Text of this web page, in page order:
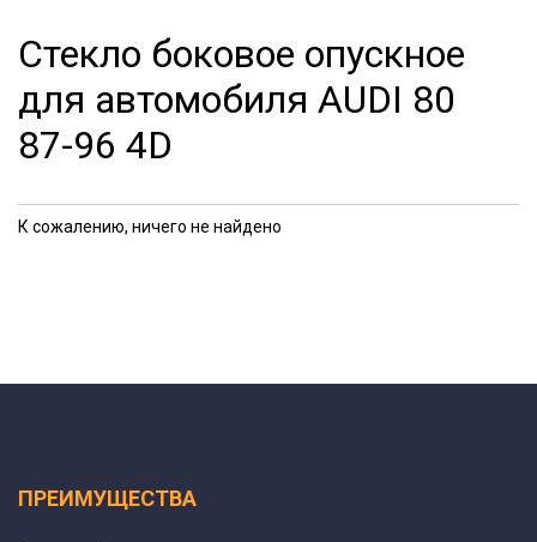
Стекло боковое опускное
для автомобиля AUDI 80
87-96 4D
К сожалению, ничего не найдено
ПРЕИМУЩЕСТВА